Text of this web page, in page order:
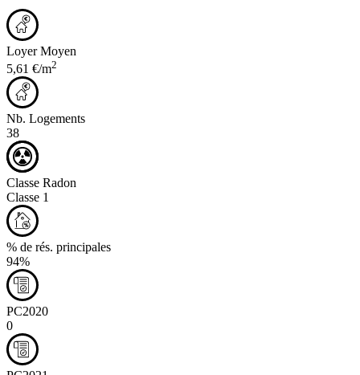
Loyer Moyen
5,61 €/m2
Nb. Logements
38
Classe Radon
Classe 1
% de rés. principales
94%
PC2020
0